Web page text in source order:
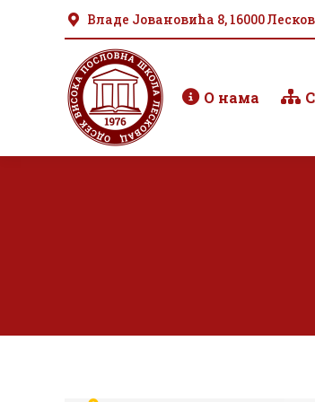
Владе Јовановића 8, 16000
О нама